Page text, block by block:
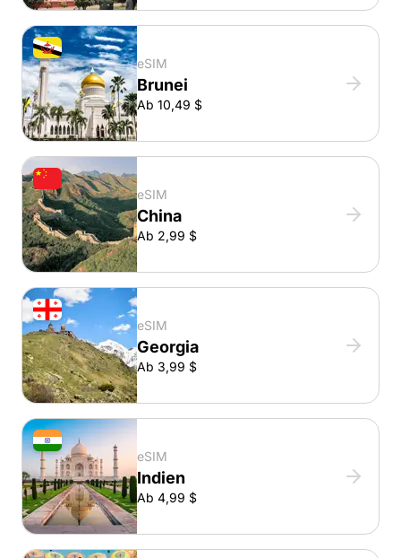
eSIM
Brunei
Ab 10,49 $
eSIM
China
Ab 2,99 $
eSIM
Georgia
Ab 3,99 $
eSIM
Indien
Ab 4,99 $